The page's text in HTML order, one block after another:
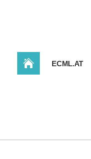
ACCUEIL ECML.AT